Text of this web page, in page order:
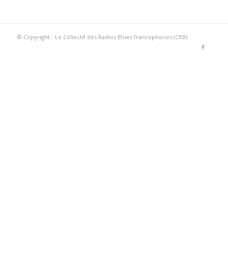
© Copyright - Le Collectif des Radios Blues francophones (CRB)